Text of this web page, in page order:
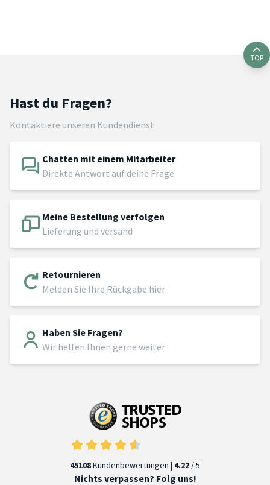
TOP
Hast du Fragen?
Kontaktiere unseren Kundendienst
Chatten mit einem Mitarbeiter
Direkte Antwort auf deine Frage
Meine Bestellung verfolgen
Lieferung und versand
Retournieren
Melden Sie Ihre Rückgabe hier
Haben Sie Fragen?
Wir helfen Ihnen gerne weiter
45108Kundenbewertungen | 4.22 / 5
Nichts verpassen? Folg uns!